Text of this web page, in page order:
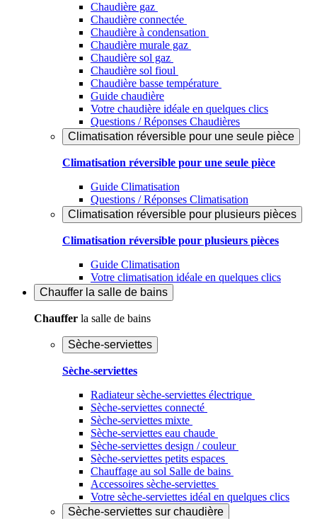
Chaudière gaz
Chaudière connectée
Chaudière à condensation
Chaudière murale gaz
Chaudière sol gaz
Chaudière sol fioul
Chaudière basse température
Guide chaudière
Votre chaudière idéale en quelques clics
Questions / Réponses Chaudières
Climatisation réversible pour une seule pièce
Climatisation réversible pour une seule pièce
Guide Climatisation
Questions / Réponses Climatisation
Climatisation réversible pour plusieurs pièces
Climatisation réversible pour plusieurs pièces
Guide Climatisation
Votre climatisation idéale en quelques clics
Chauffer la salle de bains
Chauffer la salle de bains
Sèche-serviettes
Sèche-serviettes
Radiateur sèche-serviettes électrique
Sèche-serviettes connecté
Sèche-serviettes mixte
Sèche-serviettes eau chaude
Sèche-serviettes design / couleur
Sèche-serviettes petits espaces
Chauffage au sol Salle de bains
Accessoires sèche-serviettes
Votre sèche-serviettes idéal en quelques clics
Sèche-serviettes sur chaudière